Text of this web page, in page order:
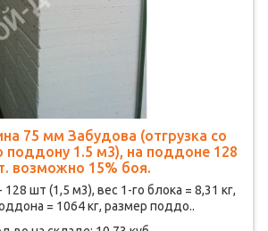
75 мм Забудова (отгрузка со
поддону 1.5 м3), на поддоне 128
возможно 15% боя.
шт (1,5 м3), вес 1-го блока = 8,31 кг,
= 1064 кг, размер поддо..